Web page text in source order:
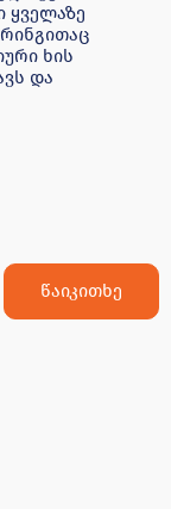
ყველაზე
ხის
და
წაიკითხე